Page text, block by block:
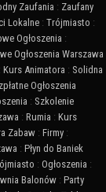
Zaufania : Zaufany
Lokalne : Trójmiasto :
Ogłoszenia :
Ogłoszenia Warszawa
Kurs Animatora : Solidna
Ogłoszenia
: Szkolenie
: Rumia : Kurs
Zabaw : Firmy :
: Płyn do Baniek
: Ogłoszenia :
Balonów : Party